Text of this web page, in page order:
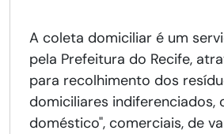
A coleta domiciliar é um
pela Prefeitura do Recife,
para recolhimento dos
domiciliares indiferenciados,
doméstico", comerciais, de